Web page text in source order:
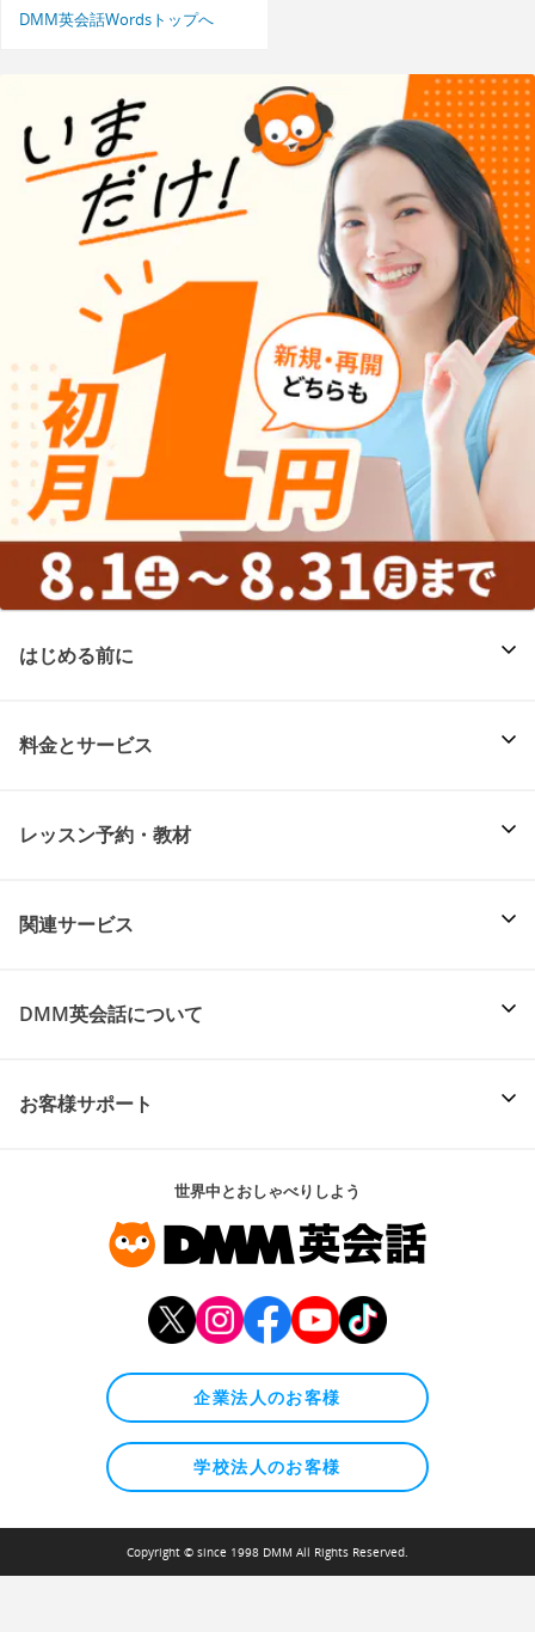
DMM英会話Wordsトップへ
はじめる前に
料金とサービス
レッスン予約・教材
関連サービス
DMM英会話について
お客様サポート
世界中とおしゃべりしよう
企業法人のお客様
学校法人のお客様
Copyright © since 1998 DMM All Rights Reserved.